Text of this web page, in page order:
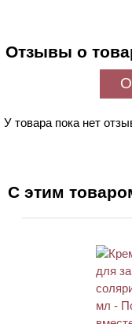
Отзывы о
У товара пока нет
С этим